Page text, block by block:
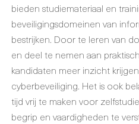
bieden studiemateriaal en
beveiligingsdomeinen van
bestrijken. Door te leren van
en deel te nemen aan
kandidaten meer inzicht
cyberbeveiliging. Het is ook
tijd vrij te maken voor
begrip en vaardigheden te